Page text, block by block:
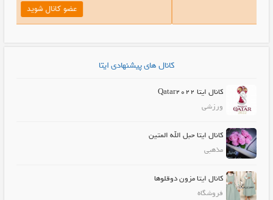
کانال های پیشنهادی ایتا
کانال ایتا Qatar2022
ورزشی
کانال ایتا حبل الله المتین
مذهبی
کانال ایتا مزون دوقلوها
فروشگاه